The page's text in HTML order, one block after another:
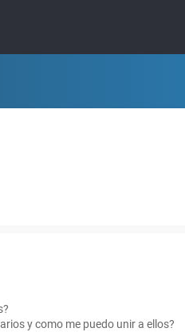
y como me puedo unir a ellos?